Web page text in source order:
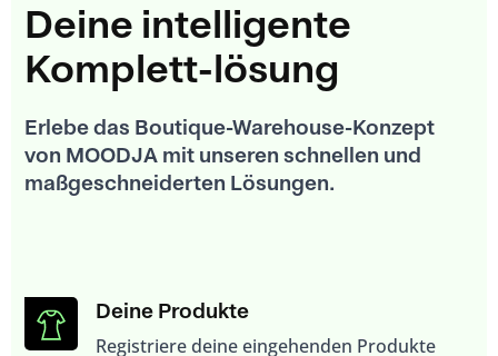
Deine intelligente
Komplett­-lösung
Erlebe das Boutique-Warehouse-Konzept
von MOODJA mit unseren schnellen und
maßgeschneiderten Lösungen.
Deine Produkte
Registriere deine eingehenden Produkte